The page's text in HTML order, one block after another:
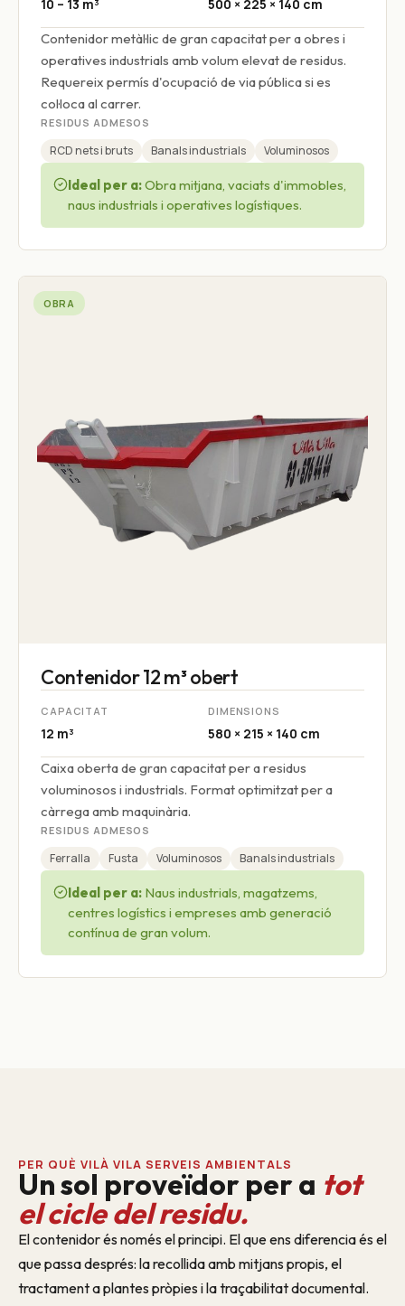
10 – 13 m³
500 × 225 × 140 cm
Contenidor metàl·lic de gran capacitat per a obres i
operatives industrials amb volum elevat de residus.
Requereix permís d'ocupació de via pública si es
col·loca al carrer.
RESIDUS ADMESOS
RCD nets i bruts Banals industrials Voluminosos
Ideal per a:Obra mitjana, vaciats d'immobles,
naus industrials i operatives logístiques.
OBRA
Contenidor 12 m³ obert
CAPACITAT
12 m³
DIMENSIONS
580 × 215 × 140 cm
Caixa oberta de gran capacitat per a residus
voluminosos i industrials. Format optimitzat per a
càrrega amb maquinària.
RESIDUS ADMESOS
Ferralla Fusta Voluminosos Banals industrials
Ideal per a: Naus industrials, magatzems,
centres logístics i empreses amb generació
contínua de gran volum.
PER QUÈ VILÀ VILA SERVEIS AMBIENTALS
Un sol proveïdor per a tot
el cicle del residu.
El contenidor és només el principi. El que ens diferencia és el
que passa després: la recollida amb mitjans propis, el
tractament a plantes pròpies i la traçabilitat documental.